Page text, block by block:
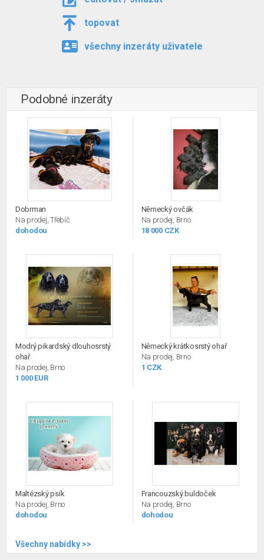
topovat
všechny inzeráty uživatele
Podobné inzeráty
Dobrman
Na prodej, Třebíč
dohodou
Německý ovčák
Na prodej, Brno
18 000 CZK
Modrý pikardský dlouhosrstý
ohař
Na prodej, Brno
1 000 EUR
Německý krátkosrstý ohař
Na prodej, Brno
1 CZK
Maltézský psík
Na prodej, Brno
dohodou
Francouzský buldoček
Na prodej, Brno
dohodou
Všechny nabídky >>